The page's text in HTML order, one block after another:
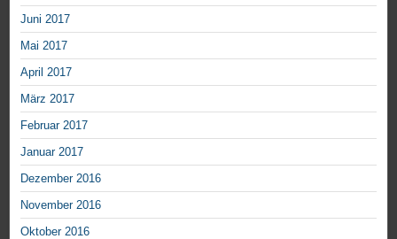
Juni 2017
Mai 2017
April 2017
März 2017
Februar 2017
Januar 2017
Dezember 2016
November 2016
Oktober 2016